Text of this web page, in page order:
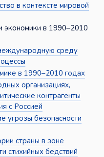
в контексте мировой
экономики в 1990–2010
среду
в 1990–2010 годах
организациях,
контрагенты
с Россией
угрозы безопасности
страны в зоне
стихийных бедствий